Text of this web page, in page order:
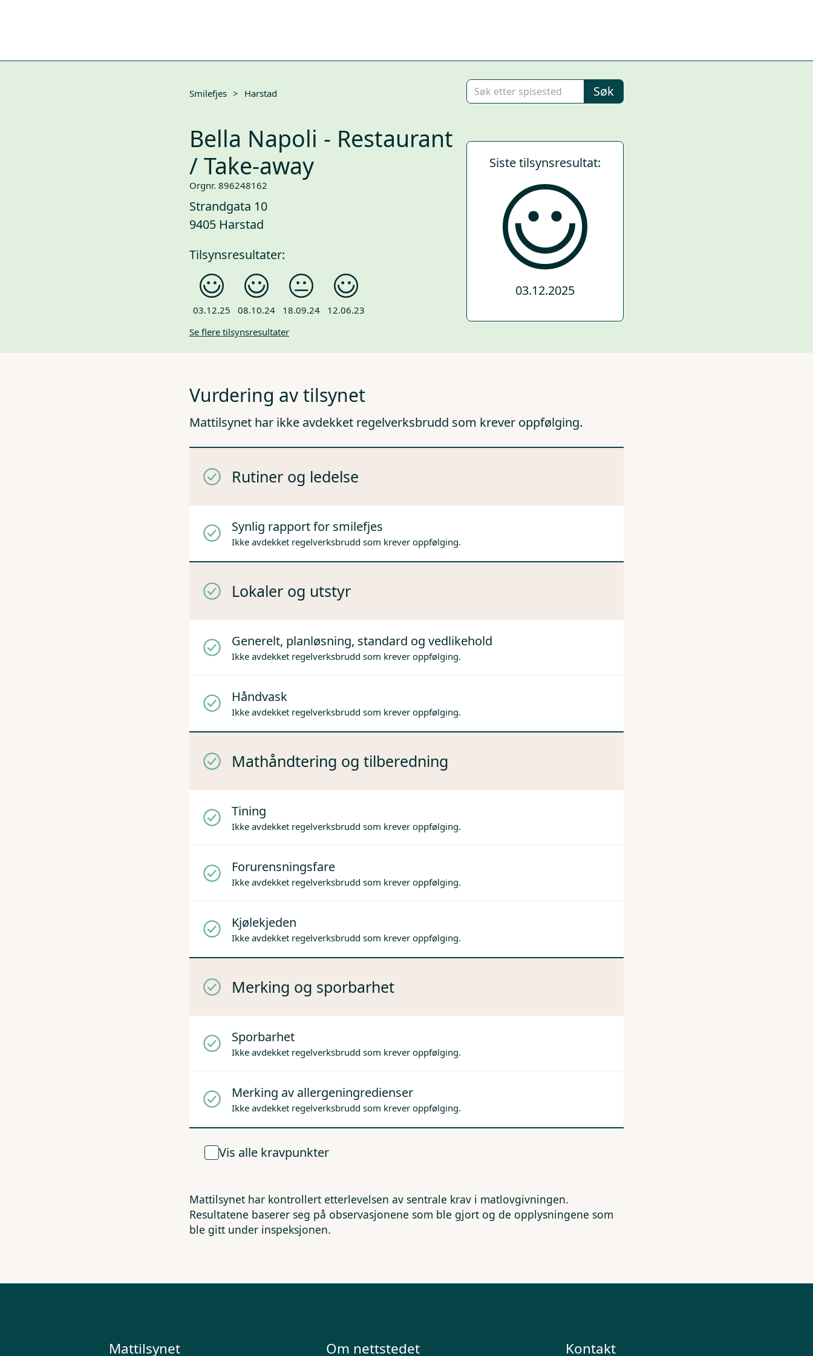
Smilefjes > Harstad Søk
Bella Napoli - Restaurant
/ Take-away
Orgnr. 896248162
Strandgata 10
9405 Harstad
Tilsynsresultater:
03.12.25 08.10.24 18.09.24
12.06.23
Se flere tilsynsresultater
Siste tilsynsresultat:
03.12.2025
Vurdering av tilsynet
Mattilsynet har ikke avdekket regelverksbrudd som krever oppfølging.
Rutiner og ledelse
Synlig rapport for smilefjes
Ikke avdekket regelverksbrudd som krever oppfølging.
Lokaler og utstyr
Generelt, planløsning, standard og vedlikehold
Ikke avdekket regelverksbrudd som krever oppfølging.
Håndvask
Ikke avdekket regelverksbrudd som krever oppfølging.
Mathåndtering og tilberedning
Tining
Ikke avdekket regelverksbrudd som krever oppfølging.
Forurensningsfare
Ikke avdekket regelverksbrudd som krever oppfølging.
Kjølekjeden
Ikke avdekket regelverksbrudd som krever oppfølging.
Merking og sporbarhet
Sporbarhet
Ikke avdekket regelverksbrudd som krever oppfølging.
Merking av allergeningredienser
Ikke avdekket regelverksbrudd som krever oppfølging.
Vis alle kravpunkter
Mattilsynet har kontrollert etterlevelsen av sentrale krav i matlovgivningen.
Resultatene baserer seg på observasjonene som ble gjort og de opplysningene som
ble gitt under inspeksjonen.
Mattilsynet Om nettstedet Kontakt